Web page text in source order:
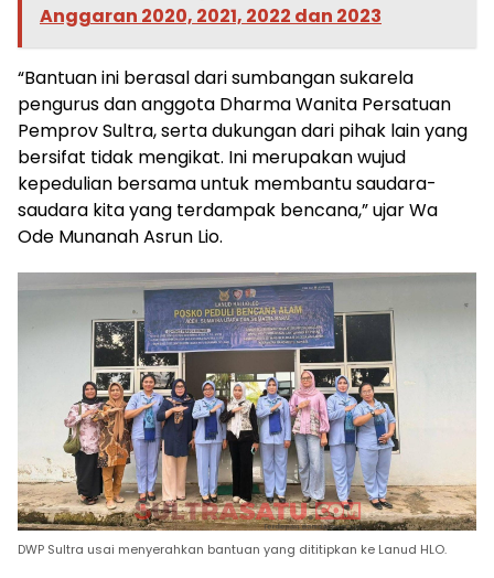
Anggaran 2020, 2021, 2022 dan 2023
“Bantuan ini berasal dari sumbangan sukarela
pengurus dan anggota Dharma Wanita Persatuan
Pemprov Sultra, serta dukungan dari pihak lain yang
bersifat tidak mengikat. Ini merupakan wujud
kepedulian bersama untuk membantu saudara-
saudara kita yang terdampak bencana,” ujar Wa
Ode Munanah Asrun Lio.
DWP Sultra usai menyerahkan bantuan yang dititipkan ke Lanud HLO.